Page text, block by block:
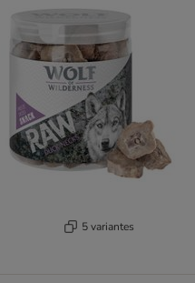
5 variantes